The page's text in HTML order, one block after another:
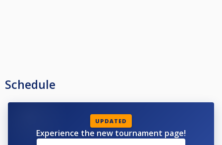
Schedule
UPDATED
Experience the new tournament page!